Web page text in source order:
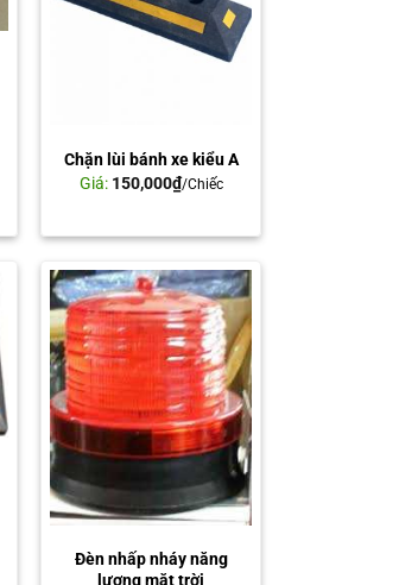
Chặn lùi bánh xe kiểu A
Giá: 150,000₫/Chiếc
Đèn nhấp nháy năng
lượng mặt trời